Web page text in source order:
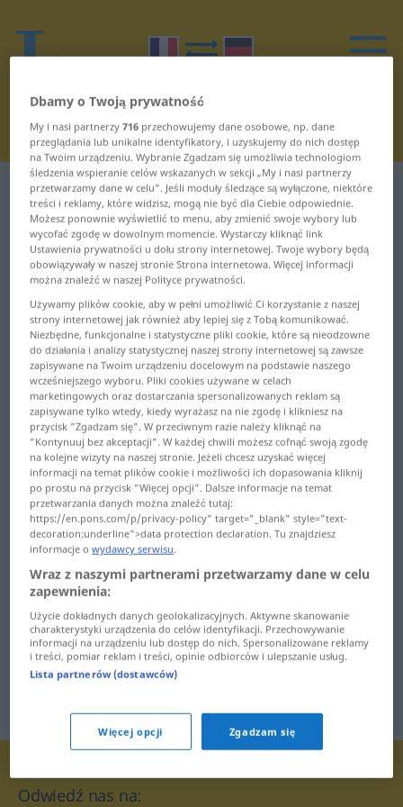
Słownik Francuski-Niemiecki U
Słowa w francuskim zaczynające
się na U
U ... UFR
UHDTV ... ultra
ultra-chic ...
ultraperformant
ultraportable ...
unanimité
underground ...
unidimensionnel
unidirectionnel ...
uninominal
union ... univalent
univers ... uppercut
upsilon ... uretère
urgence ... urologie
urologique ... usage
usager ... usufruitier
usuraire ... utiliser
utilitaire ... Uzès
Odwiedź nas na:
Dbamy o Twoją prywatność
My i nasi partnerzy716 przechowujemy dane osobowe, np. dane
przeglądania lub unikalne identyfikatory, i uzyskujemy do nich dostęp
na Twoim urządzeniu. Wybranie Zgadzam się umożliwia technologiom
śledzenia wspieranie celów wskazanych w sekcji „My i nasi partnerzy
przetwarzamy dane w celu”. Jeśli moduły śledzące są wyłączone, niektóre
treści i reklamy, które widzisz, mogą nie być dla Ciebie odpowiednie.
Możesz ponownie wyświetlić to menu, aby zmienić swoje wybory lub
wycofać zgodę w dowolnym momencie. Wystarczy kliknąć link
Ustawienia prywatności u dołu strony internetowej. Twoje wybory będą
obowiązywały w naszej stronie Strona internetowa. Więcej informacji
można znaleźć w naszej Polityce prywatności.
Używamy plików cookie, aby w pełni umożliwić Ci korzystanie z naszej
strony internetowej jak również aby lepiej się z Tobą komunikować.
Niezbędne, funkcjonalne i statystyczne pliki cookie, które są nieodzowne
do działania i analizy statystycznej naszej strony internetowej są zawsze
zapisywane na Twoim urządzeniu docelowym na podstawie naszego
wcześniejszego wyboru. Pliki cookies używane w celach
marketingowych oraz dostarczania spersonalizowanych reklam są
zapisywane tylko wtedy, kiedy wyrażasz na nie zgodę i klikniesz na
przycisk "Zgadzam się". W przeciwnym razie należy kliknąć na
"Kontynuuj bez akceptacji". W każdej chwili możesz cofnąć swoją zgodę
na kolejne wizyty na naszej stronie. Jeżeli chcesz uzyskać więcej
informacji na temat plików cookie i możliwości ich dopasowania kliknij
po prostu na przycisk "Więcej opcji". Dalsze informacje na temat
przetwarzania danych można znaleźć tutaj:
https://en.pons.com/p/privacy-policy" target="_blank" style="text-
decoration:underline">data protection declaration. Tu znajdziesz
informacje owydawcy serwisu.
Wraz z naszymi partnerami przetwarzamy dane w celu
zapewnienia:
Użycie dokładnych danych geolokalizacyjnych. Aktywne skanowanie
charakterystyki urządzenia do celów identyfikacji. Przechowywanie
informacji na urządzeniu lub dostęp do nich. Spersonalizowane reklamy
i treści, pomiar reklam i treści, opinie odbiorców i ulepszanie usług.
Lista partnerów (dostawców)
Więcej opcji Zgadzam się